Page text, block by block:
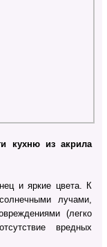
кухню из акрила
и яркие цвета. К
лучами,
(легко
вредных